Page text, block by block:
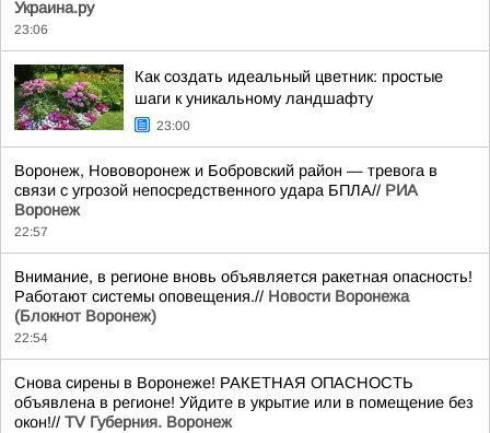
Украина.ру
23:06
Как создать идеальный цветник: простые
шаги к уникальному ландшафту
23:00
Воронеж, Нововоронеж и Бобровский район — тревога в
связи с угрозой непосредственного удара БПЛА// РИА
Воронеж
22:57
Внимание, в регионе вновь объявляется ракетная опасность!
Работают системы оповещения.// Новости Воронежа
(Блокнот Воронеж)
22:54
Снова сирены в Воронеже! РАКЕТНАЯ ОПАСНОСТЬ
объявлена в регионе! Уйдите в укрытие или в помещение без
окон!// TV Губерния. Воронеж